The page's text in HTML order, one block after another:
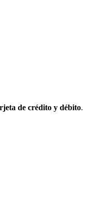
de crédito y débito.